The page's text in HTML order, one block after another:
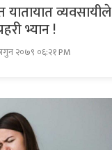
यातायात व्यवसायीले
भ्यान !
२०७९ ०६:२१ PM